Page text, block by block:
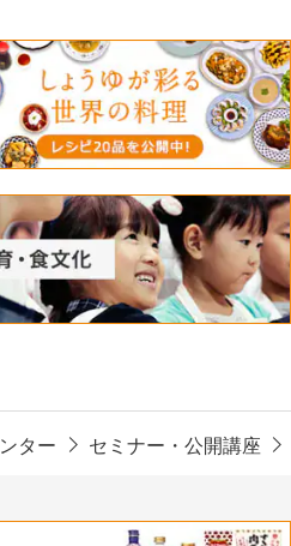
ター セミナー・公開講座